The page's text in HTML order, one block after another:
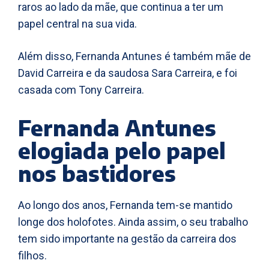
raros ao lado da mãe, que continua a ter um
papel central na sua vida.
Além disso, Fernanda Antunes é também mãe de
David Carreira e da saudosa Sara Carreira, e foi
casada com Tony Carreira.
Fernanda Antunes
elogiada pelo papel
nos bastidores
Ao longo dos anos, Fernanda tem-se mantido
longe dos holofotes. Ainda assim, o seu trabalho
tem sido importante na gestão da carreira dos
filhos.